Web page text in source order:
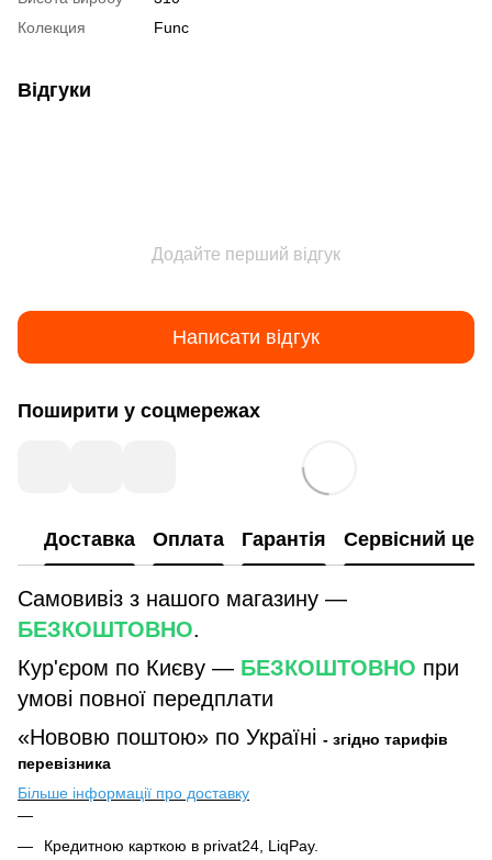
Колекция
Func
Відгуки
Додайте перший відгук
Написати відгук
Поширити у соцмережах
Доставка Оплата Гарантія Сервісний
Самовивіз з нашого магазину —
БЕЗКОШТОВНО.
Кур'єром по Києву — БЕЗКОШТОВНО при
умові повної передплати
«Нововю поштою» по Україні - згідно тарифів
перевізника
Більше інформації про доставку
Кредитною карткою в privat24, LiqPay.